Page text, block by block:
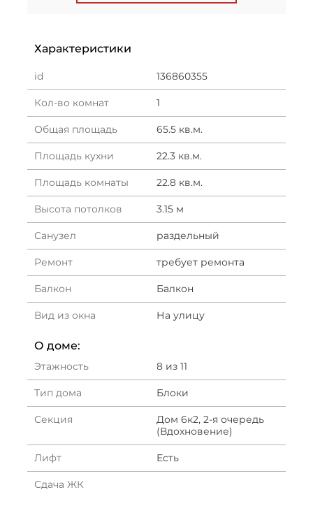
Характеристики
id 136860355
Кол-во комнат 1
Общая площадь 65.5 кв.м.
Площадь кухни 22.3 кв.м.
Площадь комнаты 22.8 кв.м.
Высота потолков 3.15 м
Санузел раздельный
Ремонт требует ремонта
Балкон Балкон
Вид из окна На улицу
О доме:
Этажность 8 из 11
Тип дома Блоки
Секция
Дом 6к2, 2-я очередь
(Вдохновение)
Лифт Есть
Сдача ЖК